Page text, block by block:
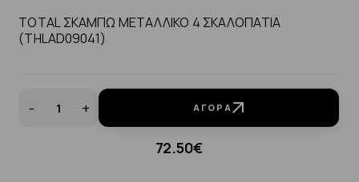
TOTAL ΣΚΑΜΠΩ ΜΕΤΑΛΛΙΚΟ 4 ΣΚΑΛΟΠΑΤΙΑ
(THLAD09041)
- + ΑΓΟΡΆ
72.50€